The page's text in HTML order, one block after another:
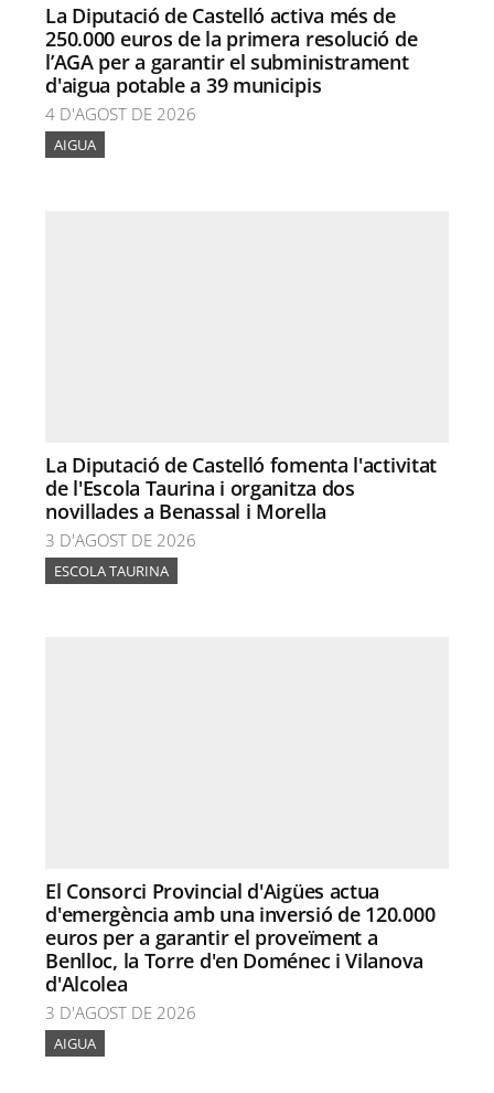
La Diputació de Castelló activa més de
250.000 euros de la primera resolució de
l’AGA per a garantir el subministrament
d'aigua potable a 39 municipis
4 D'AGOST DE 2026
AIGUA
La Diputació de Castelló fomenta l'activitat
de l'Escola Taurina i organitza dos
novillades a Benassal i Morella
3 D'AGOST DE 2026
ESCOLA TAURINA
El Consorci Provincial d'Aigües actua
d'emergència amb una inversió de 120.000
euros per a garantir el proveïment a
Benlloc, la Torre d'en Doménec i Vilanova
d'Alcolea
3 D'AGOST DE 2026
AIGUA